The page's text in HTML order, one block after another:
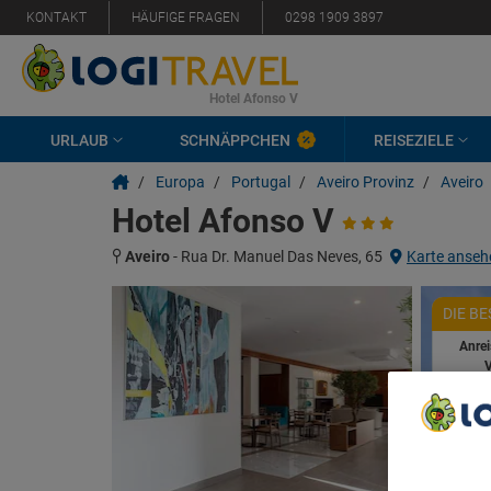
KONTAKT HÄUFIGE FRAGEN 0298 1909 3897
Hotel Afonso V
URLAUB SCHNÄPPCHEN REISEZIELE
/ Europa / Portugal / Aveiro Provinz / Aveiro
Hotel Afonso V
Aveiro- Rua Dr. Manuel Das Neves, 65 Karte
DIE